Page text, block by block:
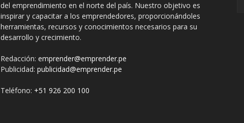
del emprendimiento en el norte del país. Nuestro objetivo es
inspirar y capacitar a los emprendedores, proporcionándoles
herramientas, recursos y conocimientos necesarios para su
desarrollo y crecimiento.
Redacción: emprender@emprender.pe
Publicidad: publicidad@emprender.pe
Teléfono: +51 926 200 100